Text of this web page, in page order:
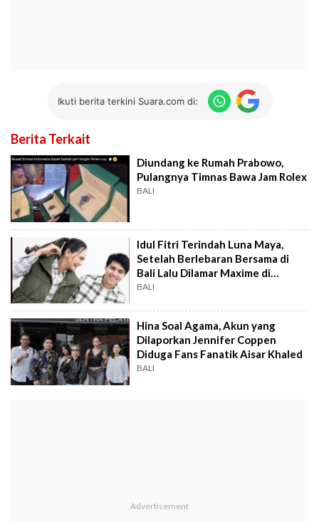
Ikuti berita terkini Suara.com di:
Berita Terkait
Diundang ke Rumah Prabowo,
Pulangnya Timnas Bawa Jam Rolex
BALI
Idul Fitri Terindah Luna Maya,
Setelah Berlebaran Bersama di
Bali Lalu Dilamar Maxime di
Jepang
BALI
Hina Soal Agama, Akun yang
Dilaporkan Jennifer Coppen
Diduga Fans Fanatik Aisar Khaled
BALI